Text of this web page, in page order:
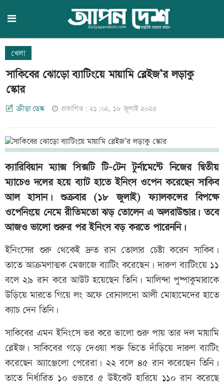
খেলা
সাকিবের ঝোড়ো ব্যাটিংয়ে মায়ামি ব্লেইজ’র লড়াকু
স্কোর
ক্রীড়া ডেস্ক প্রকাশিত: ২১:০২, ১৮ জুলাই ২০২৫
ক্যারিবিয়ান ম্যাক্স সিক্সটি টি-টেন টুর্নামেন্টে নিজের দ্বিতীয়
ম্যাচেও দলের হয়ে ব্যাট হাতে ইনিংস ওপেন করেছেন সাকিব
আল হাসান। শুক্রবার (১৮ জুলাই) ফ্যালকন্সের বিপক্ষে
ওপেনিংয়ে নেমে রীতিমতো ঝড় তোলেন এ অলরাউন্ডার। তবে
আজও ভালো শুরুর পর ইনিংস বড় করতে পারেননি।
ইনিংসের শুরু থেকেই দ্রুত রান তোলার চেষ্টা করেন সাকিব।
তাতে আক্রমণাত্মক মেজাজে ব্যাটিং করেছেন। দারুণ ব্যাটিংয়ে ১১
বলে ২৯ রান করে আউট হয়েছেন তিনি। মালিন্দা পুষ্পাকুমারাকে
উড়িয়ে মারতে গিয়ে লং অফে রোনালদো আলী মোহামেদের হাতে
ক্যাচ দেন তিনি।
সাকিবের এমন ইনিংসে ভর করে ভালো শুরু পায় তার দল মায়ামি
ব্লেইজ। সাকিবের গড়ে দেওয়া শক্ত ভিতে দাঁড়িয়ে দারুণ ব্যাটিং
করেছেন অ্যাঞ্জেলো পেরেরা। ২২ বলে ৪৫ রান করেছেন তিনি।
তাতে নির্ধারিত ১০ ওভারে ৫ উইকেট হারিয়ে ১১০ রান করেছে